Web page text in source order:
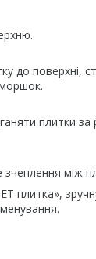
до поверхні,
плитки
зчеплення між
плитка»,